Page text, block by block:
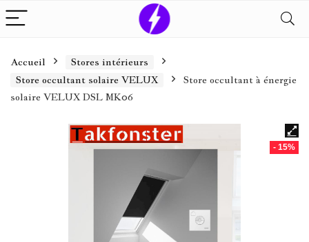
Accueil
Stores intérieurs
Store occultant solaire VELUX
Store occultant à énergie
solaire VELUX DSL MK06
- 15%